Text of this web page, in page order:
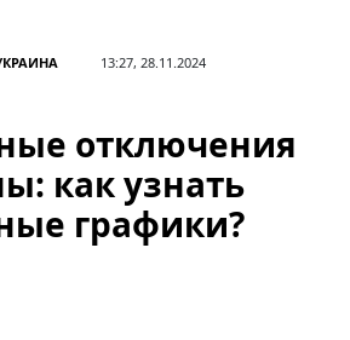
13:27, 28.11.2024
отключения
как узнать
графики?